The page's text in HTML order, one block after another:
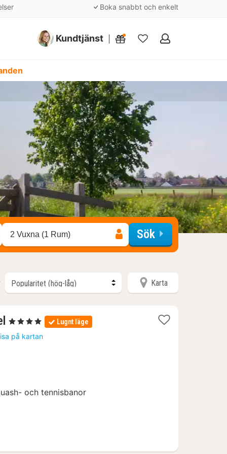
Boka snabbt och enkelt
Kundtjänst
Mina
2 Vuxna (1 Rum) Sök
Karta
1
natt
från
, 4 Stjärnor Lugnt läge
på kartan
och tennisbanor